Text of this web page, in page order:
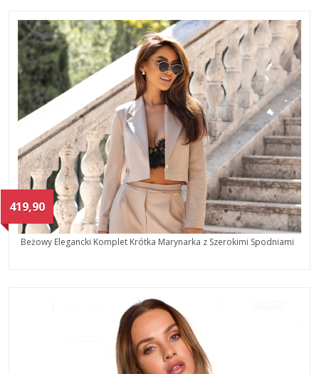
419,90
Beżowy Elegancki Komplet Krótka Marynarka z Szerokimi Spodniami